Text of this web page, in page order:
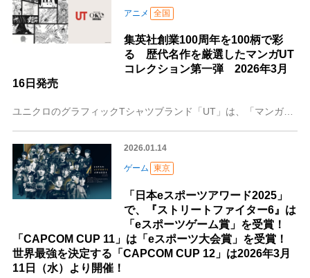
アニメ 全国
集英社創業100周年を100柄で彩
る 歴代名作を厳選したマンガUT
コレクション第一弾 2026年3月
16日発売
ユニクロのグラフィックTシャツブランド「UT」は、「マンガUT 集英社創業100周年コレクション」を発売します。歴代作品にフォーカスした本コレクションは、今後約
2026.01.14
ゲーム 東京
「日本eスポーツアワード2025」
で、『ストリートファイター6』は
「eスポーツゲーム賞」を受賞！
「CAPCOM CUP 11」は「eスポーツ大会賞」を受賞！
世界最強を決定する「CAPCOM CUP 12」は2026年3月
11日（水）より開催！